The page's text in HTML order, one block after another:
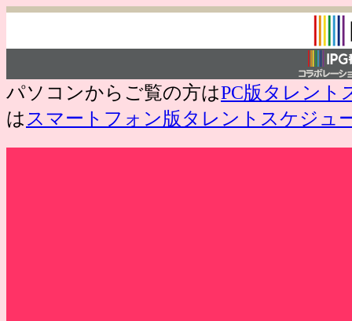
パソコンからご覧の方はPC版タレント
は スマートフォン版タレントスケジュ